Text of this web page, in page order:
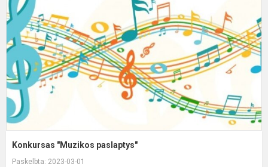
Konkursas "Muzikos paslaptys"
Paskelbta: 2023-03-01